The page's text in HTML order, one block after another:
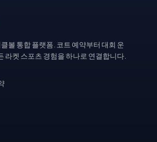
볼 통합 플랫폼. 코트 예약부터 대회 운
라켓 스포츠 경험을 하나로 연결합니다.